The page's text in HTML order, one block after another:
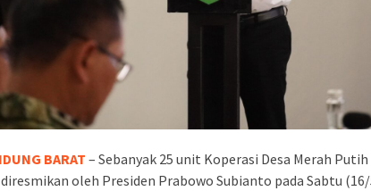
BARAT– Sebanyak 25 unit Koperasi Desa Merah Putih
oleh Presiden Prabowo Subianto pada Sabtu